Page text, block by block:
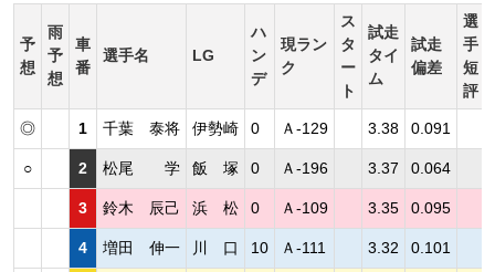
予
想
雨
予
想
車
番
選手名 LG
ハ
ン
デ
現ラン
ク
ス
タ
ー
ト
試走
タイ
ム
試走
偏差
選
手
短
評
◎ 1 千葉 泰将 伊勢崎 0 Ａ-129 3.38 0.091
○ 2 松尾 学 飯 塚 0 Ａ-196 3.37 0.064
3 鈴木 辰己 浜 松 0 Ａ-109 3.35 0.095
4 増田 伸一 川 口 10 Ａ-111 3.32 0.101